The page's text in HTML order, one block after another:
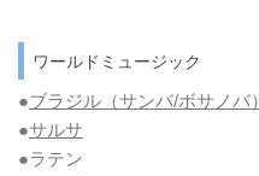
ワールドミュージック
●ブラジル（サンバ/ボサノバ）
●サルサ
●ラテン